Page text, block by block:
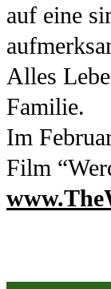
auf eine
Alles
Familie.
Im
Film